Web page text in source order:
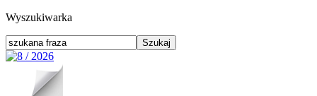
Wyszukiwarka